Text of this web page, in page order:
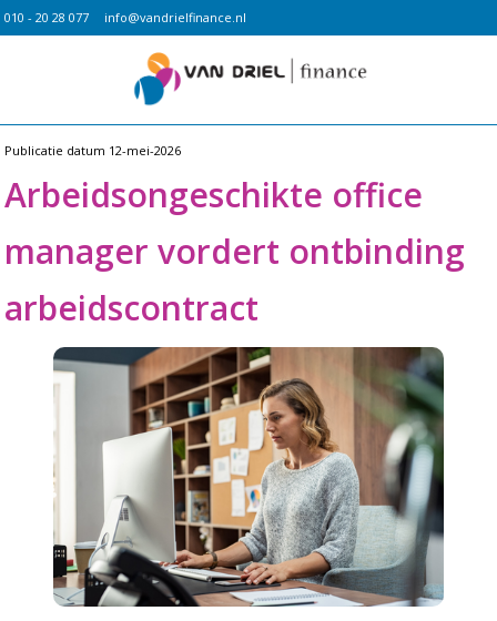
010 - 20 28 077 info@vandrielfinance.nl
Publicatie datum 12-mei-2026
Arbeidsongeschikte office
manager vordert ontbinding
arbeidscontract